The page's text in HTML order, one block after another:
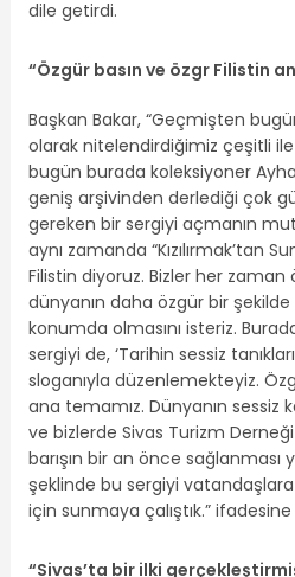
dile getirdi.
“Özgür basın ve özgr Filistin
Başkan Bakar, “Geçmişten
olarak nitelendirdiğimiz çeşitli
bugün burada koleksiyoner
geniş arşivinden derlediği çok
gereken bir sergiyi açmanın
aynı zamanda “Kızılırmak’tan
Filistin diyoruz. Bizler her
dünyanın daha özgür bir
konumda olmasını isteriz.
sergiyi de, ‘Tarihin sessiz
sloganıyla düzenlemekteyiz.
ana temamız. Dünyanın sessiz
ve bizlerde Sivas Turizm
barışın bir an önce sağlanması
şeklinde bu sergiyi
için sunmaya çalıştık.”
“Sivas’ta bir ilki